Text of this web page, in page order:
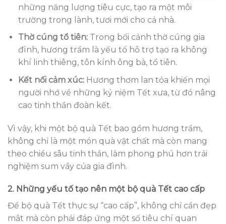
những năng lượng tiêu cực, tạo ra một môi
trường trong lành, tươi mới cho cả nhà.
Thờ cúng tổ tiên:Trong bối cảnh thờ cúng gia
đình, hương trầm là yếu tố hỗ trợ tạo ra không
khí linh thiêng, tôn kính ông bà, tổ tiên.
Kết nối cảm xúc:Hương thơm lan tỏa khiến mọi
người nhớ về những kỷ niệm Tết xưa, từ đó nâng
cao tinh thần đoàn kết.
Vì vậy, khi một bộ quà Tết bao gồm hương trầm,
không chỉ là một món quà vật chất mà còn mang
theo chiều sâu tinh thần, làm phong phú hơn trải
nghiệm sum vầy của gia đình.
2. Những yếu tố tạo nên một bộ quà Tết cao cấp
Để bộ quà Tết thực sự “cao cấp”, không chỉ cần đẹp
mắt mà còn phải đáp ứng một số tiêu chí quan